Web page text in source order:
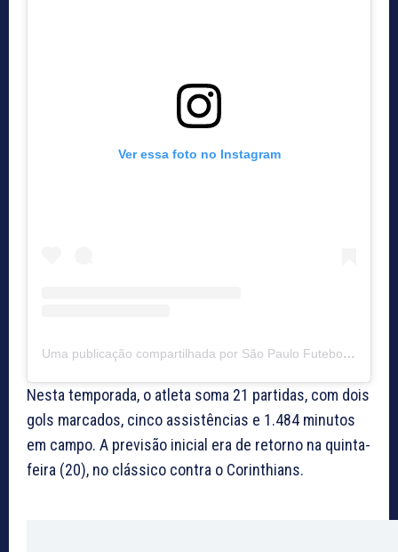
Ver essa foto no Instagram
Uma publicação compartilhada por São Paulo Futebol Clube (@saopaulofc)
Nesta temporada, o atleta soma 21 partidas, com dois
gols marcados, cinco assistências e 1.484 minutos
em campo. A previsão inicial era de retorno na quinta-
feira (20), no clássico contra o Corinthians.